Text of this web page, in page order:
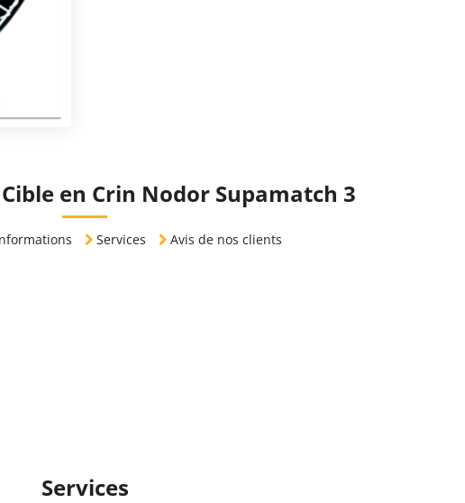
en Crin Nodor Supamatch 3
Services Avis de nos clients
Services